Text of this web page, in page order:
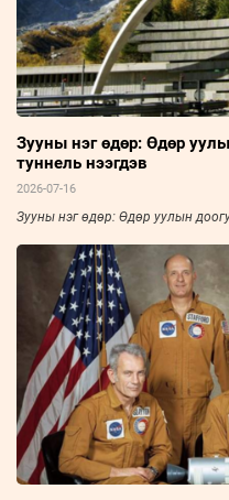
Зууны нэг өдөр: Өдөр
туннель нээгдэв
2026-07-16
Зууны нэг өдөр: Өдөр уулын